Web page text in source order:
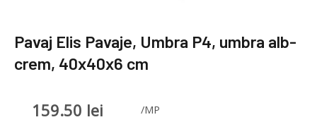
Pavaj Elis Pavaje, Umbra P4, umbra alb-
crem, 40x40x6 cm
159.50 lei /MP